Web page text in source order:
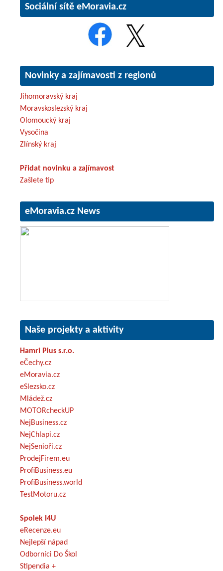
Sociální sítě eMoravia.cz
Novinky a zajímavosti z regionů
Jihomoravský kraj
Moravskoslezský kraj
Olomoucký kraj
Vysočina
Zlínský kraj
Přidat novinku a zajímavost
Zašlete tip
eMoravia.cz News
Naše projekty a aktivity
Hamri Plus s.r.o.
eČechy.cz
eMoravia.cz
eSlezsko.cz
Mládež.cz
MOTORcheckUP
NejBusiness.cz
NejChlapi.cz
NejSenioři.cz
ProdejFirem.eu
ProfiBusiness.eu
ProfiBusiness.world
TestMotoru.cz
Spolek I4U
eRecenze.eu
Nejlepší nápad
Odborníci Do Škol
Stipendia +